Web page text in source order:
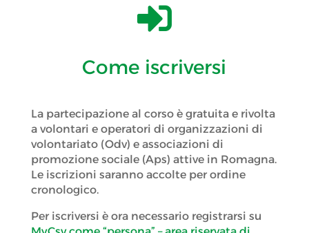

Come iscriversi
La partecipazione al corso è gratuita e rivolta
a volontari e operatori di organizzazioni di
volontariato (Odv) e associazioni di
promozione sociale (Aps) attive in Romagna.
Le iscrizioni saranno accolte per ordine
cronologico.
Per iscriversi è ora necessario registrarsi su